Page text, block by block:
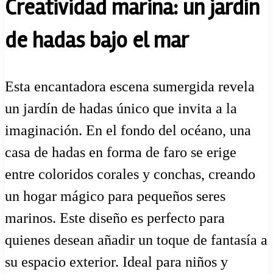
Creatividad marina: un jardín
de hadas bajo el mar
Esta encantadora escena sumergida revela
un jardín de hadas único que invita a la
imaginación. En el fondo del océano, una
casa de hadas en forma de faro se erige
entre coloridos corales y conchas, creando
un hogar mágico para pequeños seres
marinos. Este diseño es perfecto para
quienes desean añadir un toque de fantasía a
su espacio exterior. Ideal para niños y